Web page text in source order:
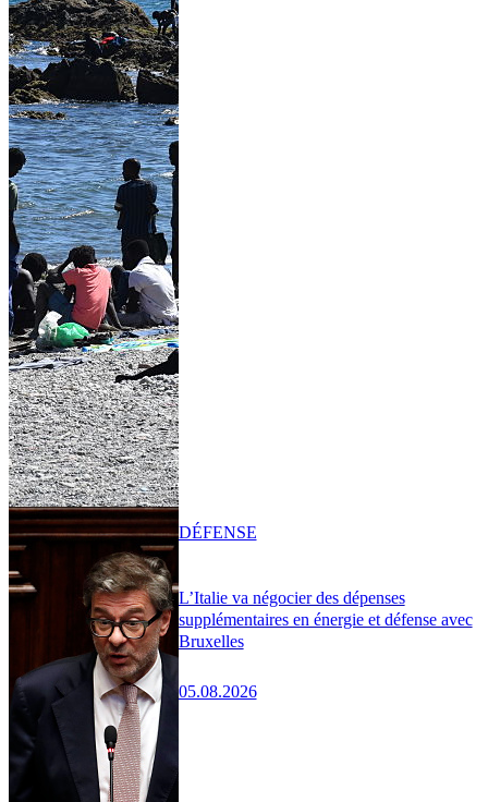
L’Italie va négocier des dépenses
supplémentaires en énergie et défense avec
Bruxelles
05.08.2026
DÉFENSE